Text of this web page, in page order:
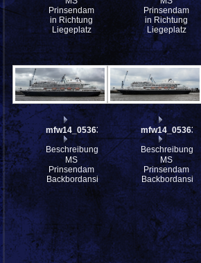
Prinsendam
in Richtung
Liegeplatz
Prinsendam
in Richtung
Liegeplatz
mfw14_053637st
Beschreibung:
MS
Prinsendam
Backbordansicht
mfw14_053630
Beschreibung:
MS
Prinsendam
Backbordansicht